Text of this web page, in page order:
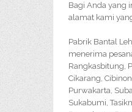
Bagi Anda yang
alamat kami
Pabrik Bantal
menerima
Rangkasbitung,
Cikarang,
Purwakarta,
Sukabumi,